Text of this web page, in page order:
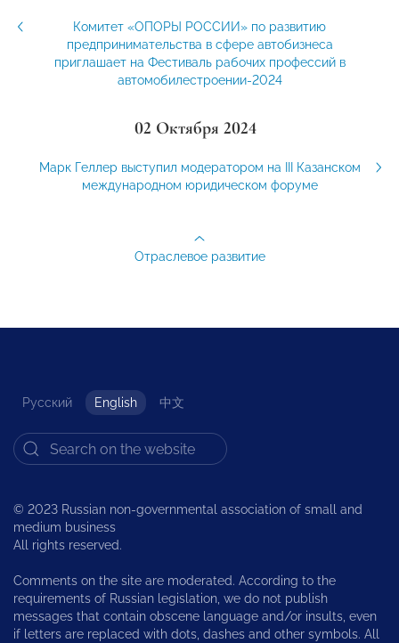
Комитет «ОПОРЫ РОССИИ» по развитию
предпринимательства в сфере автобизнеса
приглашает на Фестиваль рабочих профессий в
автомобилестроении-2024
02 Октября 2024
Марк Геллер выступил модератором на III Казанском
международном юридическом форуме
Отраслевое развитие
Русский English 中文
© 2023 Russian non-governmental association of small and
medium business
All rights reserved.
Comments on the site are moderated. According to the
requirements of Russian legislation, we do not publish
messages that contain obscene language and/or insults, even
if letters are replaced with dots, dashes and other symbols. All